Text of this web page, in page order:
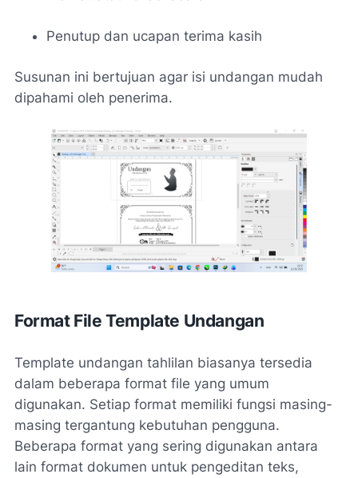
Penutup dan ucapan terima kasih
Susunan ini bertujuan agar isi undangan mudah
dipahami oleh penerima.
Format File Template Undangan
Template undangan tahlilan biasanya tersedia
dalam beberapa format file yang umum
digunakan. Setiap format memiliki fungsi masing-
masing tergantung kebutuhan pengguna.
Beberapa format yang sering digunakan antara
lain format dokumen untuk pengeditan teks,